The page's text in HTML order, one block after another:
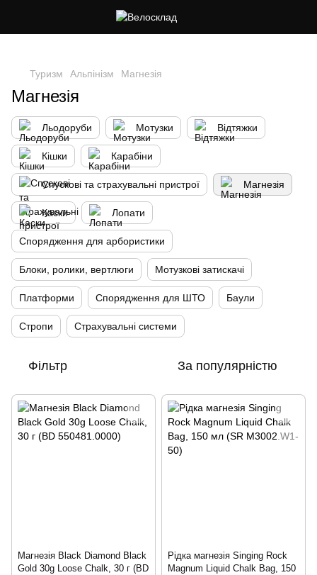
Туризм Альпінізм Магнезія
Магнезія
Льодоруби Мотузки Відтяжки
Кішки Карабіни
Спускові та страхувальні пристрої Магнезія
Каски Лопати
Спорядження для арбористики
Блоки, ролики, вертлюги Мотузкові затискачі
Платформи Спорядження для ШТО Баули
Стропи Страхувальні системи
Фільтр За популярністю
Магнезія Black Diamond Black
Gold 30g Loose Chalk, 30 г (BD
Рідка магнезія Singing Rock
Magnum Liquid Chalk Bag, 150